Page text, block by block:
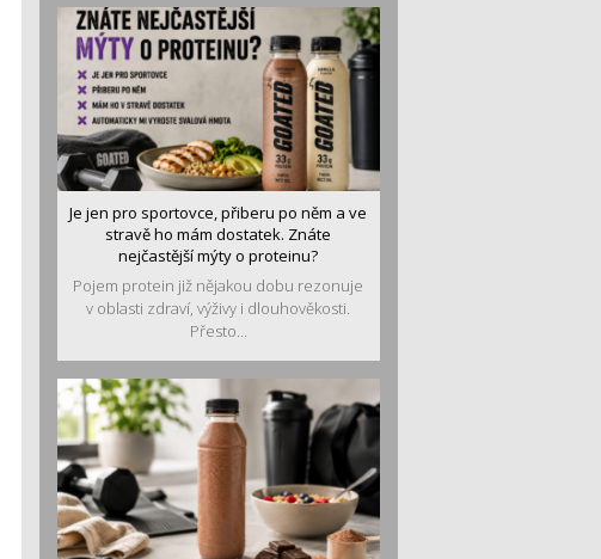
Je jen pro sportovce, přiberu po něm a ve
stravě ho mám dostatek. Znáte
nejčastější mýty o proteinu?
Pojem protein již nějakou dobu rezonuje
v oblasti zdraví, výživy i dlouhověkosti.
Přesto...